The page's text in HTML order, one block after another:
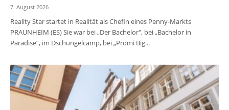
7. August 2026
Reality Star startet in Realität als Chefin eines Penny-Markts
PRAUNHEIM (ES) Sie war bei „Der Bachelor", bei „Bachelor in
Paradise“, im Dschungelcamp, bei „Promi Big...